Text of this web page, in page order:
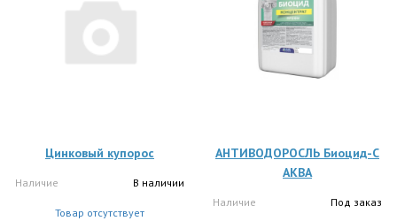
Цинковый купорос
Наличие В наличии
Товар отсутствует
АНТИВОДОРОСЛЬ Биоцид-С
АКВА
Наличие Под заказ